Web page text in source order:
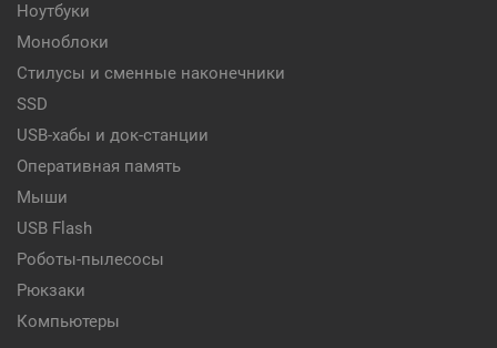
Ноутбуки
Моноблоки
Стилусы и сменные наконечники
SSD
USB-хабы и док-станции
Оперативная память
Мыши
USB Flash
Роботы-пылесосы
Рюкзаки
Компьютеры